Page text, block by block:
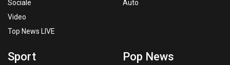
Sociale
Video
Top News LIVE
Auto
Sport Pop News